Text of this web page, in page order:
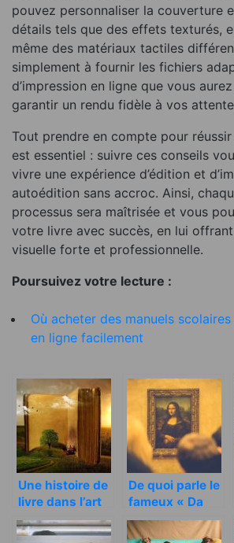
pouvez personnaliser la couverture
détails tels que des effets texturés,
même des matériaux tactiles
simplement à fournir les fichiers
d’impression en ligne que vous
garantir un rendu fidèle à vos
Tout prendre en compte pour
est essentiel : suivre ces conseils
vivre une expérience d’édition et
autoédition sans accroc. Ainsi,
processus sera maîtrisée et vous
votre livre avec succès, en lui
visuelle forte et professionnelle.
Poursuivez votre lecture :
Où acheter des manuels
en ligne facilement
Une histoire de
livre dans l’art
du Codex
De quoi parle le
fameux « Da
vinci Code » de
Dan Brown?